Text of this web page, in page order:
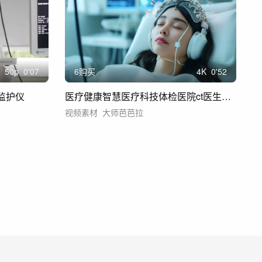
50p 0'07
护仪
6购买 4K 0'52
医疗健康智慧医疗科技体检医院ct医生健康
视频素材 大师芭芭拉